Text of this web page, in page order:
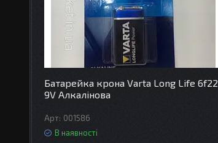
Батарейка крона Varta Long Life 6f22
9V Алкалінова
001586
В наявності